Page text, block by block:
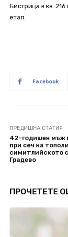
Бистрица в кв. 216
етап.
Facebook
ПРЕДИШНА СТАТИЯ
42-годишен мъж
при сеч на
симитлийското
Градево
ПРОЧЕТЕТЕ